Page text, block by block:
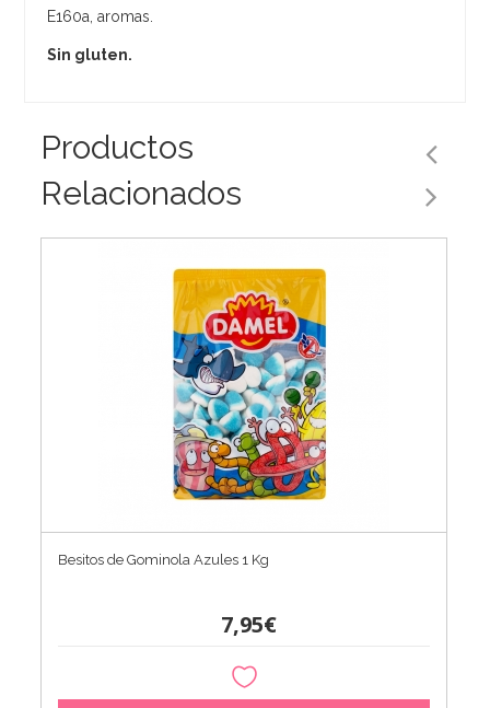
E160a, aromas.
Sin gluten.
Productos
Relacionados
Besitos de Gominola Azules 1 Kg
7,95€